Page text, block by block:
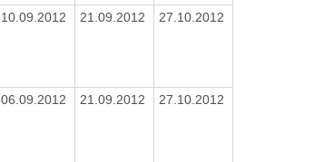
10.09.2012 21.09.2012 27.10.2012
06.09.2012 21.09.2012 27.10.2012